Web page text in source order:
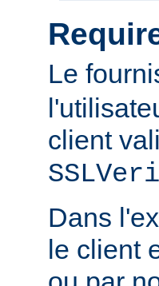
Le
client
Dans
le client